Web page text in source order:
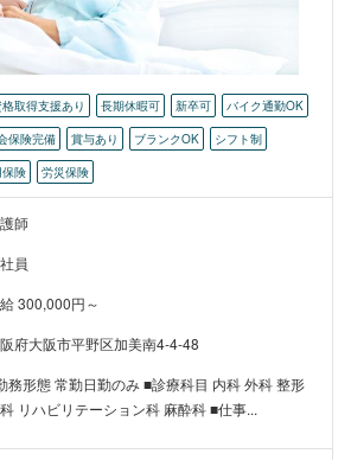
格取得支援あり 長期休暇可 新卒可
バイク通勤OK
保険完備 賞与あり ブランクOK
シフト制
保険 労災保険
師
員
300,000円～
府大阪市平野区加美南4-4-48
務形態 常勤日勤のみ ■診療科目 内科 外科 整形
リハビリテーション科 麻酔科 ■仕事...